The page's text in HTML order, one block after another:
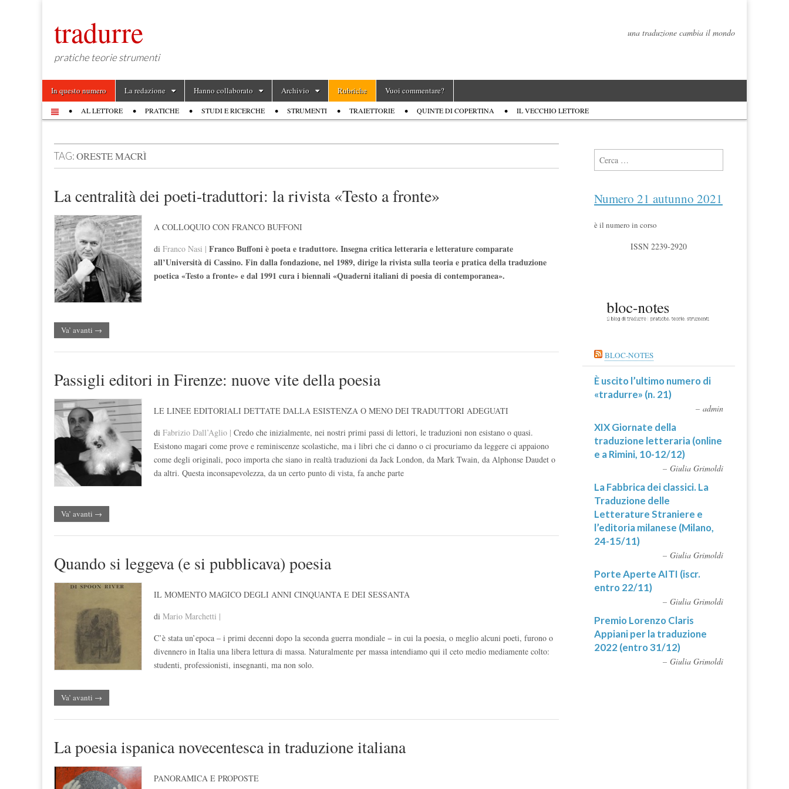
tradurre
pratiche teorie strumenti
una traduzione cambia il mondo
Main menu
Skip to content
In questo numero La redazione Hanno collaborato Archivio Rubriche Vuoi commentare?
Sub menu
AL LETTORE PRATICHE STUDI E RICERCHE STRUMENTI TRAIETTORIE QUINTE DI COPERTINA IL VECCHIO LETTORE
TAG:ORESTE MACRÌ
La centralità dei poeti-traduttori: la rivista «Testo a fronte»
A COLLOQUIO CON FRANCO BUFFONI
di Franco Nasi | Franco Buffoni è poeta e traduttore. Insegna critica letteraria e letterature comparate
all’Università di Cassino. Fin dalla fondazione, nel 1989, dirige la rivista sulla teoria e pratica della traduzione
poetica «Testo a fronte» e dal 1991 cura i biennali «Quaderni italiani di poesia di contemporanea».
Va’ avanti →
Passigli editori in Firenze: nuove vite della poesia
LE LINEE EDITORIALI DETTATE DALLA ESISTENZA O MENO DEI TRADUTTORI ADEGUATI
di Fabrizio Dall’Aglio | Credo che inizialmente, nei nostri primi passi di lettori, le traduzioni non esistano o quasi.
Esistono magari come prove e reminiscenze scolastiche, ma i libri che ci danno o ci procuriamo da leggere ci appaiono
come degli originali, poco importa che siano in realtà traduzioni da Jack London, da Mark Twain, da Alphonse Daudet o
da altri. Questa inconsapevolezza, da un certo punto di vista, fa anche parte
Va’ avanti →
Quando si leggeva (e si pubblicava) poesia
IL MOMENTO MAGICO DEGLI ANNI CINQUANTA E DEI SESSANTA
di Mario Marchetti |
C’è stata un’epoca – i primi decenni dopo la seconda guerra mondiale − in cui la poesia, o meglio alcuni poeti, furono o
divennero in Italia una libera lettura di massa. Naturalmente per massa intendiamo qui il ceto medio mediamente colto:
studenti, professionisti, insegnanti, ma non solo.
Va’ avanti →
La poesia ispanica novecentesca in traduzione italiana
PANORAMICA E PROPOSTE
Ricerca per:
Numero 21 autunno 2021
è il numero in corso
ISSN 2239-2920
BLOC-NOTES
È uscito l’ultimo numero di
«tradurre» (n. 21)
admin
XIX Giornate della
traduzione letteraria (online
e a Rimini, 10-12/12)
Giulia Grimoldi
La Fabbrica dei classici. La
Traduzione delle
Letterature Straniere e
l’editoria milanese (Milano,
24-15/11)
Giulia Grimoldi
Porte Aperte AITI (iscr.
entro 22/11)
Giulia Grimoldi
Premio Lorenzo Claris
Appiani per la traduzione
2022 (entro 31/12)
Giulia Grimoldi